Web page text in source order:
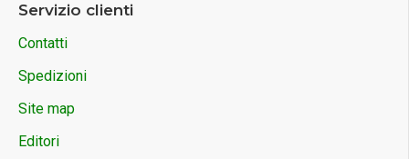
Servizio clienti
Contatti
Spedizioni
Site map
Editori